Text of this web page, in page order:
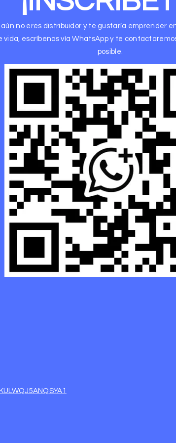
aún no eres distribuidor y te gustaría emprender
vida, escríbenos vía WhatsApp y te
posible.